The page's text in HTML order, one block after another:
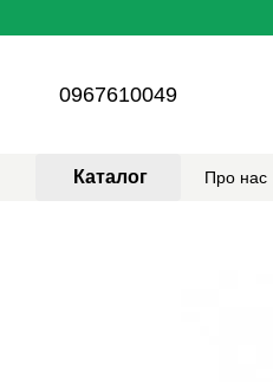
0967610049
Каталог Про нас